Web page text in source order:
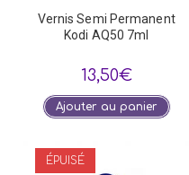
Vernis Semi Permanent
Kodi AQ50 7ml
13,50€
Ajouter au panier
ÉPUISÉ